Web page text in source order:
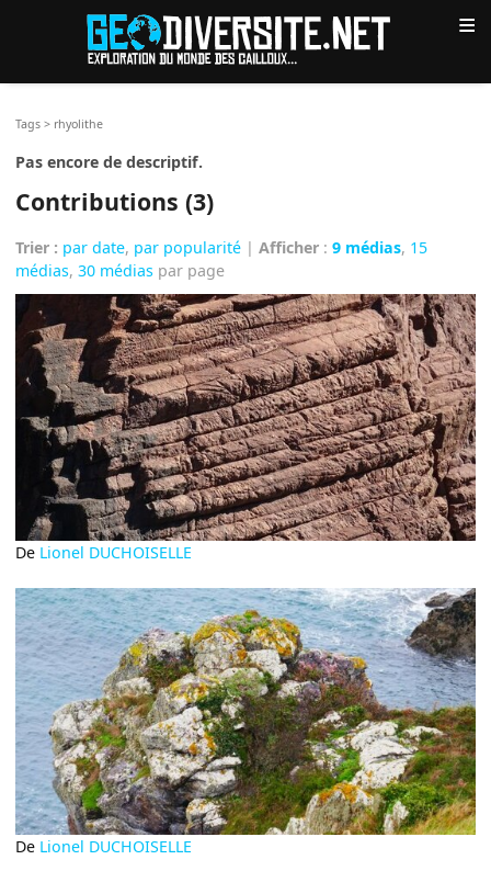
≡
Tags > rhyolithe
Pas encore de descriptif.
Contributions (3)
Trier : par date, par popularité |Afficher :9 médias, 15
médias,30 médias par page
De Lionel DUCHOISELLE
De Lionel DUCHOISELLE